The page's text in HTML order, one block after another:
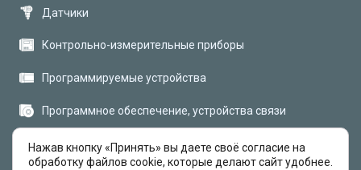
Датчики
Контрольно-измерительные приборы
Программируемые устройства
Программное обеспечение, устройства связи
Электротехническое оборудование MEYERTEC
Нажав кнопку «Принять» вы даете своё согласие на
обработку файлов cookie, которые делают сайт удобнее.